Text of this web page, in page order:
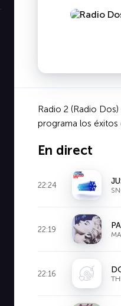
Radio 2 (Radio
programa los éxitos
En direct
22:24
22:19
22:16